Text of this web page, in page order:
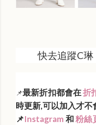
快去追蹤C
📌最新折扣都會在折
時更新,可以加入才不
📌Instagram 和粉絲